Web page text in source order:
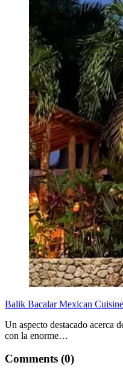
Balik Bacalar Mexican
Un aspecto destacado acerca
con la enorme…
Comments (0)